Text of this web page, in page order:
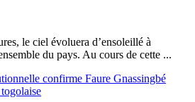
le ciel évoluera d’ensoleillé à
du pays. Au cours de cette ...